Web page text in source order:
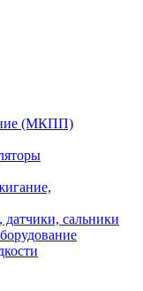
(МКПП)
датчики, сальники